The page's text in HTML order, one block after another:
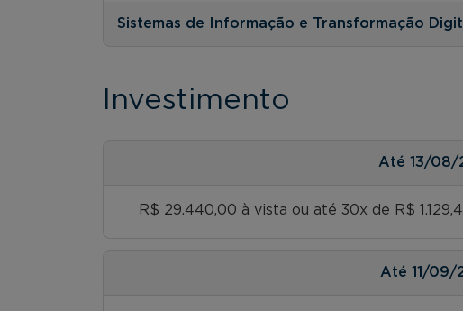
Sistemas de Informação e Transformação
Investimento
Até 13/08/
R$ 29.440,00 à vista ou até 30x de R$
Até 11/09/